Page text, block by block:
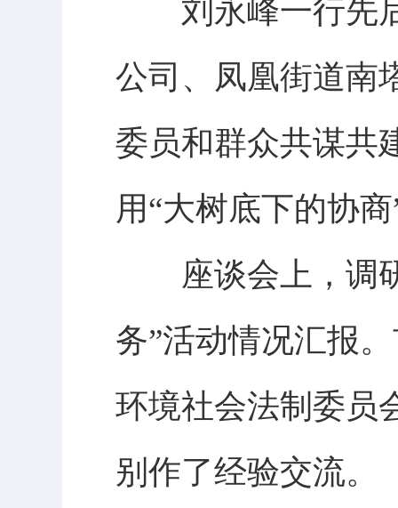
刘永峰一行先后
公司、凤凰街道南
委员和群众共谋共
用“大树底下的协
座谈会上，调研
务”活动情况汇报
环境社会法制委员
别作了经验交流。